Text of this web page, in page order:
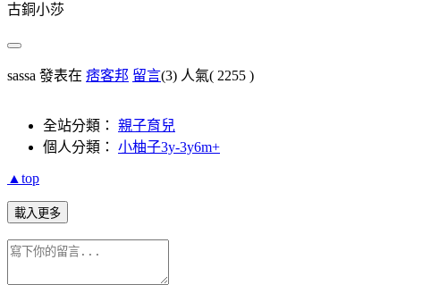
古銅小莎
sassa 發表在 痞客邦 留言(3) 人氣( 2255 )
全站分類： 親子育兒
個人分類： 小柚子3y-3y6m+
▲top
載入更多